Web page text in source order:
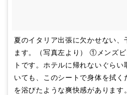
夏のイタリア出張に欠かせない、
ます。（写真左より） ①メンズ
トです。ホテルに帰れないぐら
いても、このシートで身体を拭く
を浴びたような爽快感があります